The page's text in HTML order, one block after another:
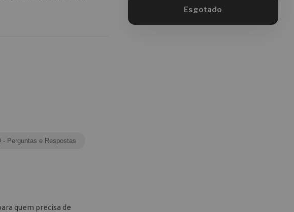
- Perguntas e Respostas
quem precisa de